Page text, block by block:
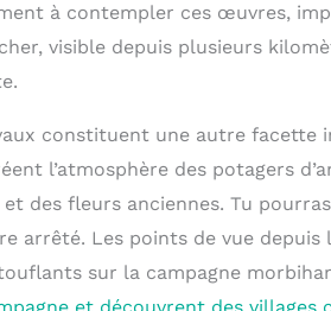
à contempler ces œuvres,
visible depuis plusieurs
constituent une autre facette
l’atmosphère des potagers
et des fleurs anciennes. Tu
arrêté. Les points de vue
sur la campagne